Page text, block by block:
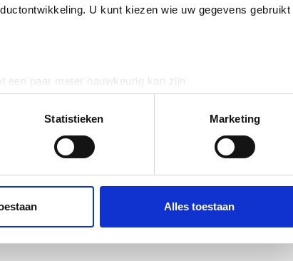
U kunt kiezen wie uw gegevens gebruikt
een paar meter nauwkeurig kan zijn
eigenschappen (fingerprinting)
en stel uw voorkeuren in het
detailgedeeltein. U kunt uw
gebruik van onze site met onze partners voor social
combineren met andere informatie die u aan ze heeft
Statistieken Marketing
Alles toestaan